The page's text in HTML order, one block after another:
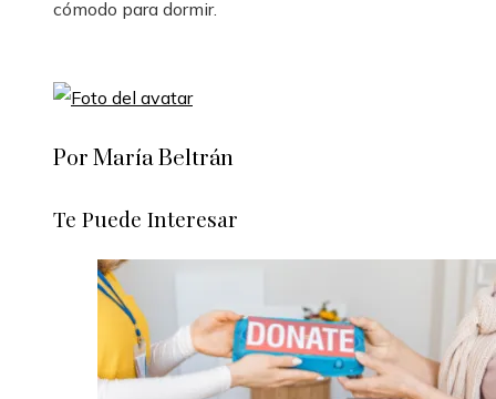
cómodo para dormir.
Por María Beltrán
Te Puede Interesar